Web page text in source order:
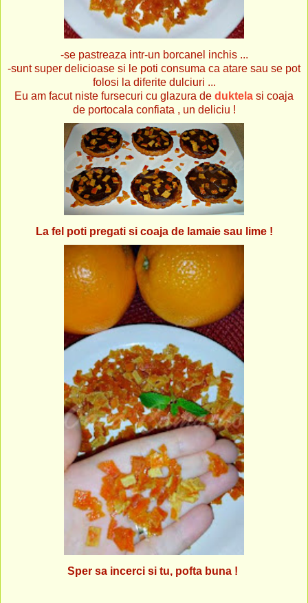
-se pastreaza intr-un borcanel inchis ...
-sunt super delicioase si le poti consuma ca atare sau se pot
folosi la diferite dulciuri ...
Eu am facut niste fursecuri cu glazura de duktela si coaja
de portocala confiata , un deliciu !
La fel poti pregati si coaja de lamaie sau lime !
Sper sa incerci si tu, pofta buna !